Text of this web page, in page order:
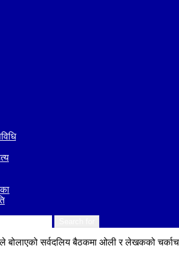
बोलाएको सर्वदलिय बैठकमा ओली र लेखकको